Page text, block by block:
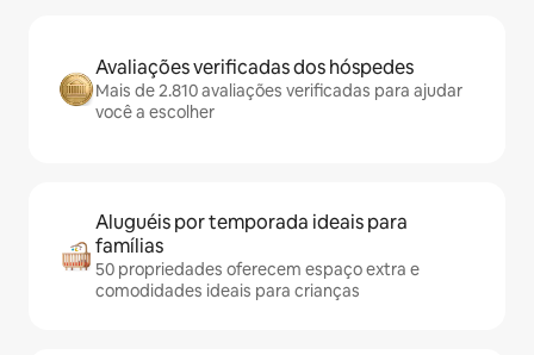
Avaliações verificadas dos hóspedes
Mais de 2.810 avaliações verificadas para ajudar
você a escolher
Aluguéis por temporada ideais para
famílias
50 propriedades oferecem espaço extra e
comodidades ideais para crianças